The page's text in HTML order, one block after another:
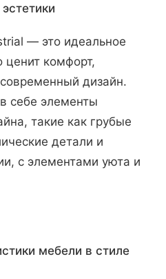
— это идеальное
ценит комфорт,
дизайн.
себе элементы
такие как грубые
детали и
с элементами уюта и
мебели в стиле